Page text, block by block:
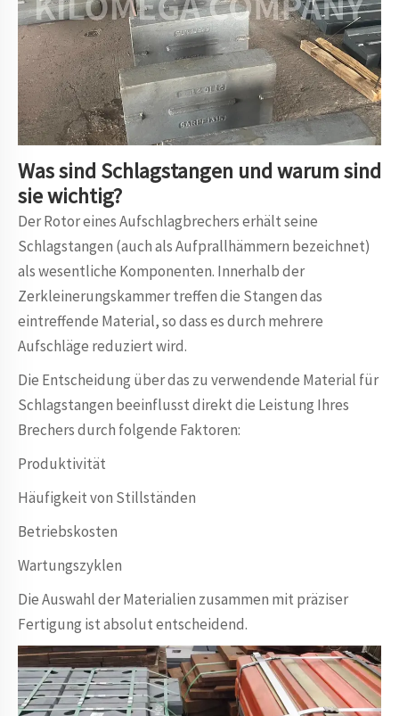
Was sind Schlagstangen und warum sind
sie wichtig?
Der Rotor eines Aufschlagbrechers erhält seine
Schlagstangen (auch als Aufprallhämmern bezeichnet)
als wesentliche Komponenten. Innerhalb der
Zerkleinerungskammer treffen die Stangen das
eintreffende Material, so dass es durch mehrere
Aufschläge reduziert wird.
Die Entscheidung über das zu verwendende Material für
Schlagstangen beeinflusst direkt die Leistung Ihres
Brechers durch folgende Faktoren:
Produktivität
Häufigkeit von Stillständen
Betriebskosten
Wartungszyklen
Die Auswahl der Materialien zusammen mit präziser
Fertigung ist absolut entscheidend.